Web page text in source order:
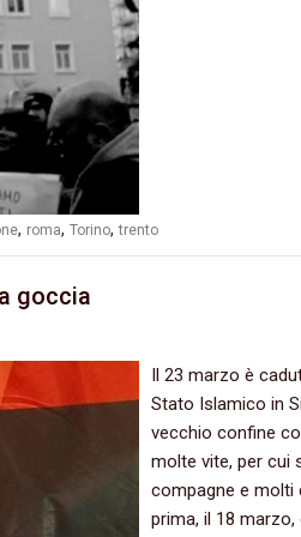
, roma, Torino,trento
goccia
Il 23 marzo è
Stato Islamico in
vecchio confine
molte vite, per cui
compagne e molti
prima, il 18